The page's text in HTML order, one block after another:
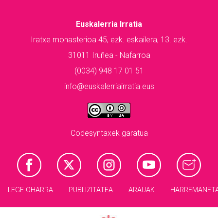
Euskalerria Irratia
Iratxe monasterioa 45, ezk. eskailera, 13. ezk.
31011 Iruñea - Nafarroa
(0034) 948 17 01 51
info@euskalerriairratia.eus
Codesyntaxek garatua
LEGE OHARRA PUBLIZITATEA ARAUAK